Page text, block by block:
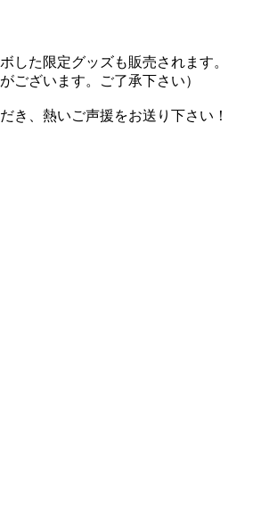
した限定グッズも販売されます。
ございます。ご了承下さい）
き、熱いご声援をお送り下さい！